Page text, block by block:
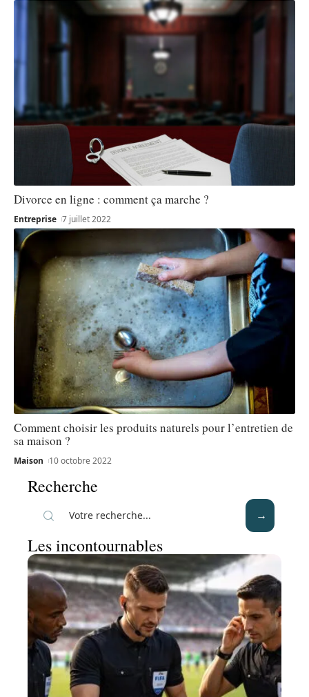
Divorce en ligne : comment ça marche ?
Entreprise 7 juillet 2022
Comment choisir les produits naturels pour l’entretien de
sa maison ?
Maison 10 octobre 2022
Recherche
Les incontournables